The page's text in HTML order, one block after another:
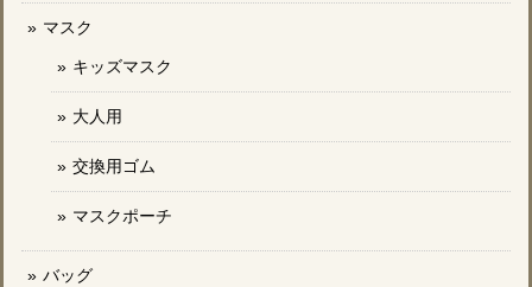
マスク
キッズマスク
大人用
交換用ゴム
マスクポーチ
バッグ